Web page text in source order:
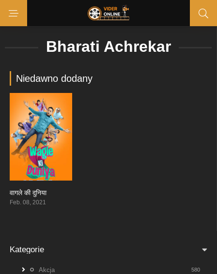
Bharati Achrekar
Niedawno dodany
वागले की दुनिया
Feb. 08, 2021
Kategorie
Akcja 580